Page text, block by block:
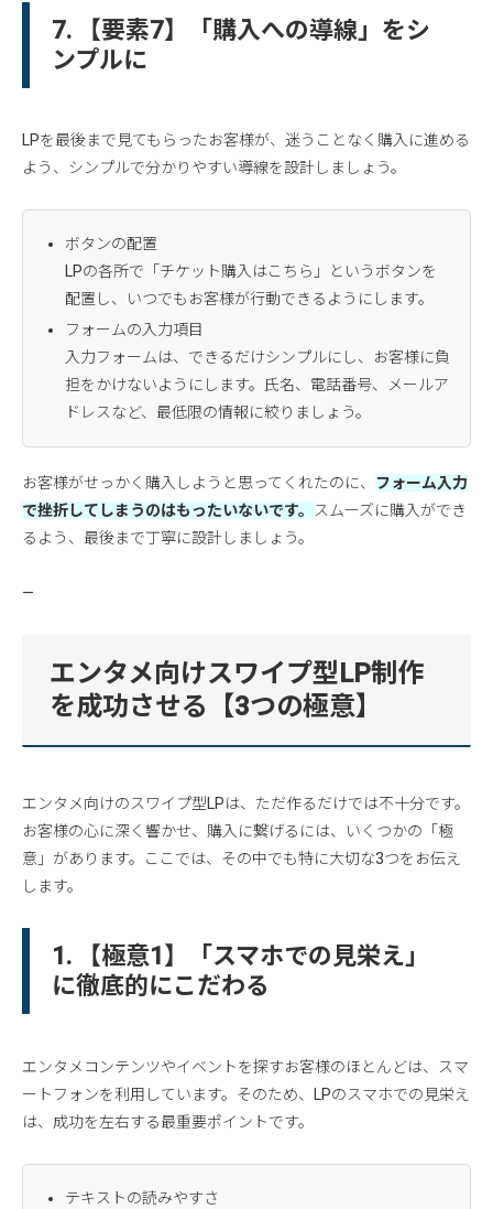
7. 【要素7】「購入への導線」をシ
ンプルに
LPを最後まで見てもらったお客様が、迷うことなく購入に進める
よう、シンプルで分かりやすい導線を設計しましょう。
ボタンの配置
LPの各所で「チケット購入はこちら」というボタンを
配置し、いつでもお客様が行動できるようにします。
フォームの入力項目
入力フォームは、できるだけシンプルにし、お客様に負
担をかけないようにします。氏名、電話番号、メールア
ドレスなど、最低限の情報に絞りましょう。
お客様がせっかく購入しようと思ってくれたのに、 フォーム入力
で挫折してしまうのはもったいないです。
スムーズに購入ができ
るよう、最後まで丁寧に設計しましょう。
—
エンタメ向けスワイプ型LP制作
を成功させる【3つの極意】
エンタメ向けのスワイプ型LPは、ただ作るだけでは不十分です。
お客様の心に深く響かせ、購入に繋げるには、いくつかの「極
意」があります。ここでは、その中でも特に大切な3つをお伝え
します。
1. 【極意1】「スマホでの見栄え」
に徹底的にこだわる
エンタメコンテンツやイベントを探すお客様のほとんどは、スマ
ートフォンを利用しています。そのため、LPのスマホでの見栄え
は、成功を左右する最重要ポイントです。
テキストの読みやすさ